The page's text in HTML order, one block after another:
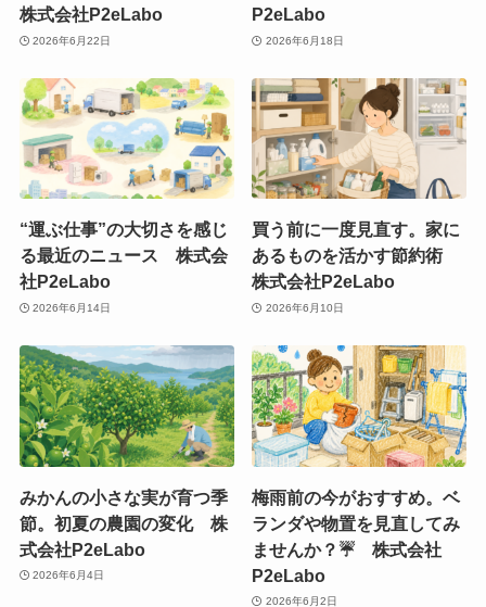
株式会社P2eLabo
2026年6月22日
P2eLabo
2026年6月18日
“運ぶ仕事”の大切さを感じ
る最近のニュース 株式会
社P2eLabo
2026年6月14日
買う前に一度見直す。家に
あるものを活かす節約術
株式会社P2eLabo
2026年6月10日
みかんの小さな実が育つ季
節。初夏の農園の変化 株
式会社P2eLabo
2026年6月4日
梅雨前の今がおすすめ。ベ
ランダや物置を見直してみ
ませんか？☔ 株式会社
P2eLabo
2026年6月2日